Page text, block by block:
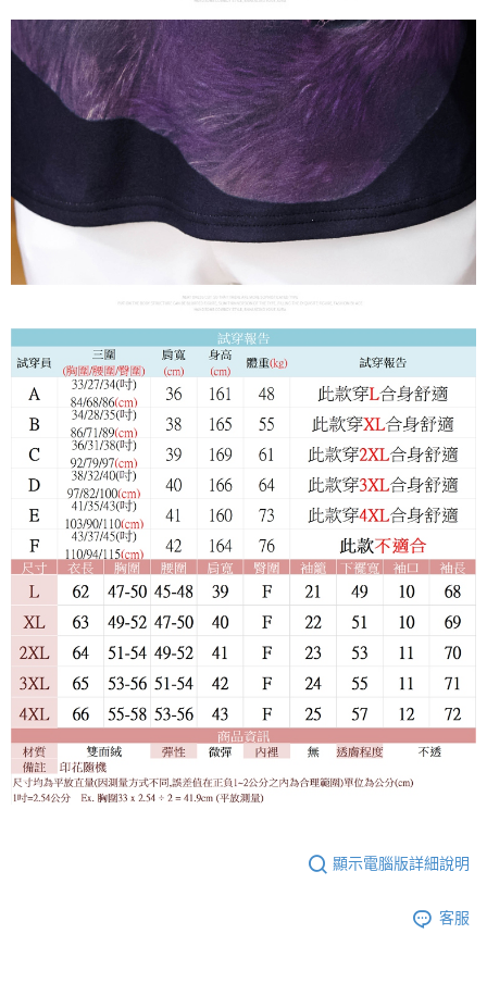
顯示電腦版詳細說明
客服